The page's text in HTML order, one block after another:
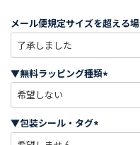
メール便規定サイズを超える
▼無料ラッピング種類
必
)
▼包装シール・タグ